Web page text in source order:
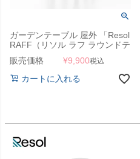
ガーデンテーブル 屋外 「Resol
RAFF（リソル ラフ ラウンドテ
ーブル 40cm）」ガーデンサイ
ドテーブル
販売価格 ¥9,900税込
カートに入れる